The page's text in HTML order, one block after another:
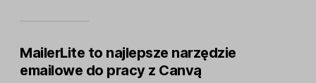
MailerLite to najlepsze narzędzie
emailowe do pracy z Canvą